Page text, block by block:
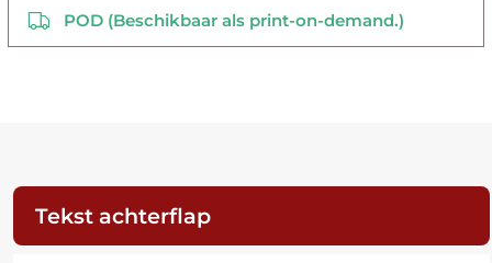
POD (Beschikbaar als print-on-demand.)
Tekst achterflap